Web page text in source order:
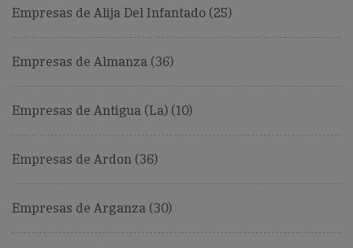
Empresas de Alija Del Infantado (25)
Empresas de Almanza (36)
Empresas de Antigua (La) (10)
Empresas de Ardon (36)
Empresas de Arganza (30)